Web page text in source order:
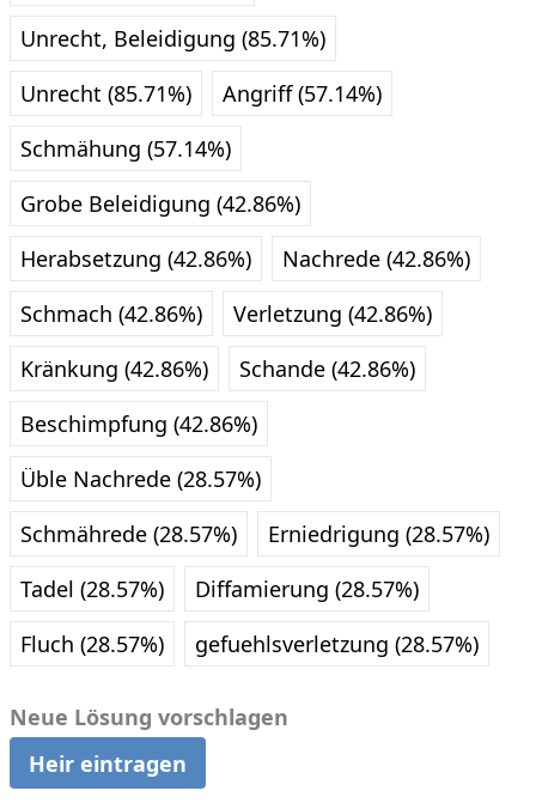
Unrecht, Beleidigung (85.71%)
Unrecht (85.71%)
Angriff (57.14%)
Schmähung (57.14%)
Grobe Beleidigung (42.86%)
Herabsetzung (42.86%)
Nachrede (42.86%)
Schmach (42.86%)
Verletzung (42.86%)
Kränkung (42.86%)
Schande (42.86%)
Beschimpfung (42.86%)
Üble Nachrede (28.57%)
Schmährede (28.57%)
Erniedrigung (28.57%)
Tadel (28.57%)
Diffamierung (28.57%)
Fluch (28.57%)
gefuehlsverletzung (28.57%)
Neue Lösung vorschlagen
Heir eintragen